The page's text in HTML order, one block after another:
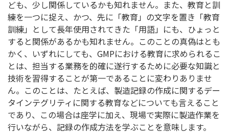
ども、少し関係しているかも知れません。また、教育と訓
練を一つに捉え、かつ、先に「教育」の文字を置き「教育
訓練」として長年使用されてきた「用語」にも、ひょっと
すると関係があるかも知れません。このことの真偽はとも
かく、いずれにしても、GMPにおける教育に求められるこ
とは、担当する業務を的確に遂行するために必要な知識と
技術を習得することが第一であることに変わりありませ
ん。このことは、たとえば、製造記録の作成に関するデー
タインテグリティに関する教育などについても言えること
であり、この場合は座学に加え、現場で実際に製造作業を
行いながら、記録の作成方法を学ぶことを意味します。